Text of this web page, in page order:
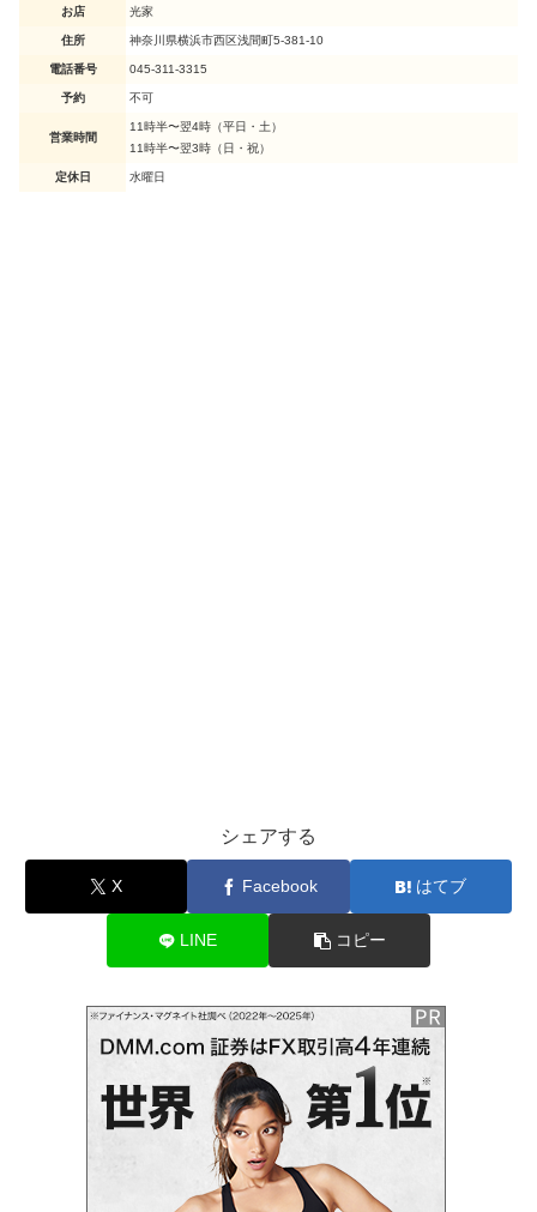
お店 光家
住所 神奈川県横浜市西区浅間町5-381-10
電話番号 045-311-3315
予約 不可
営業時間
11時半〜翌4時（平日・土）
11時半〜翌3時（日・祝）
定休日 水曜日
シェアする
X Facebook はてブ
LINE コピー